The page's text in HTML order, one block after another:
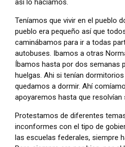
así lo hacíamos.
Teníamos que vivir en el pueblo
pueblo era pequeño así que
caminábamos para ir a todas
autobuses. Ibamos a otras
Íbamos hasta por dos semanas
huelgas. Ahi si tenían
quedamos a dormir. Ahí
apoyaremos hasta que resolvían
Protestamos de diferentes
inconformes con el tipo de
las escuelas federales, siempre